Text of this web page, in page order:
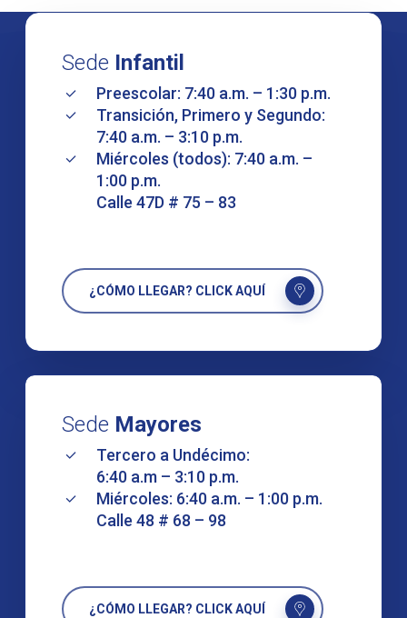
Sede Infantil
Preescolar: 7:40 a.m. – 1:30 p.m.
Transición, Primero y Segundo:
7:40 a.m. – 3:10 p.m.
Miércoles (todos): 7:40 a.m. –
1:00 p.m.
Calle 47D # 75 – 83
¿CÓMO LLEGAR? CLICK AQUÍ
Sede Mayores
Tercero a Undécimo:
6:40 a.m – 3:10 p.m.
Miércoles: 6:40 a.m. – 1:00 p.m.
Calle 48 # 68 – 98
¿CÓMO LLEGAR? CLICK AQUÍ